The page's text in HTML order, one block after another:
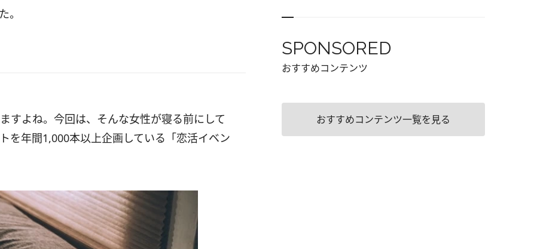
。
すよね。今回は、そんな女性が寝る前にして
を年間1,000本以上企画している「恋活イベン
SPONSORED
おすすめコンテンツ
おすすめコンテンツ一覧を見る